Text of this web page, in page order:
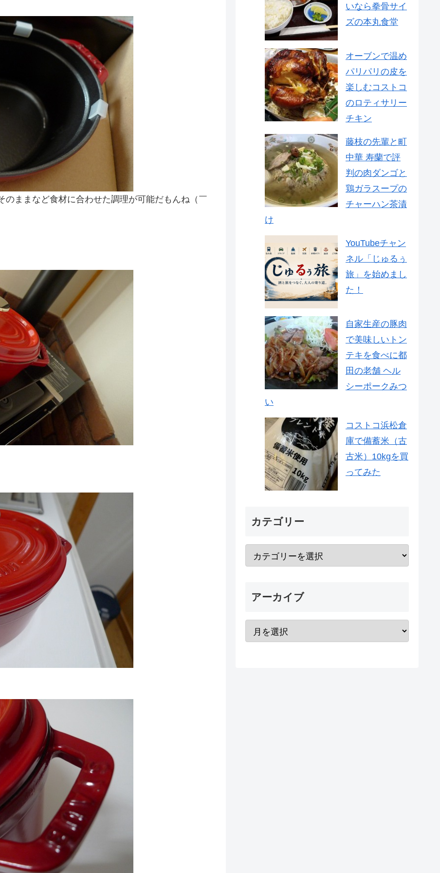
ままなど食材に合わせた調理が可能だもんね（￣
いなら拳骨サイ
ズの本丸食堂
オーブンで温め
パリパリの皮を
楽しむコストコ
のロティサリー
チキン
藤枝の先輩と町
中華 寿蘭で評
判の肉ダンゴと
鶏ガラスープの
チャーハン茶漬
け
YouTubeチャン
ネル「じゅるぅ
旅」を始めまし
た！
自家生産の豚肉
で美味しいトン
テキを食べに都
田の老舗 ヘル
シーポークみつ
い
コストコ浜松倉
庫で備蓄米（古
古米）10kgを買
ってみた
カテゴリー
アーカイブ